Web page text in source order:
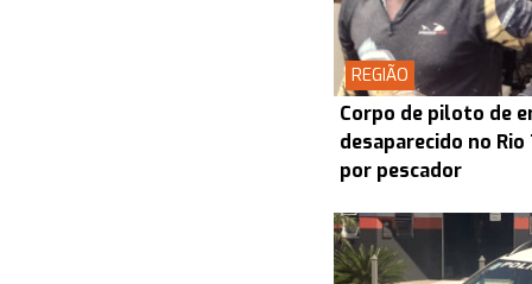
REGIÃO
Corpo de piloto de
desaparecido no
por pescador